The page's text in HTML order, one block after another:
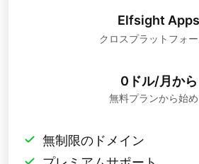
Elfsight Apps
クロスプラットフォ
0ドル/月から
無料プランから始め
無制限のドメイン